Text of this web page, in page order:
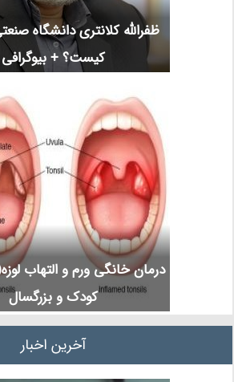
ظفرالله کلانتری دانشگاه
کیست؟ + بیوگرافی
درمان خانگی ورم و التهاب
کودک و بزرگسال
آخرین اخبار